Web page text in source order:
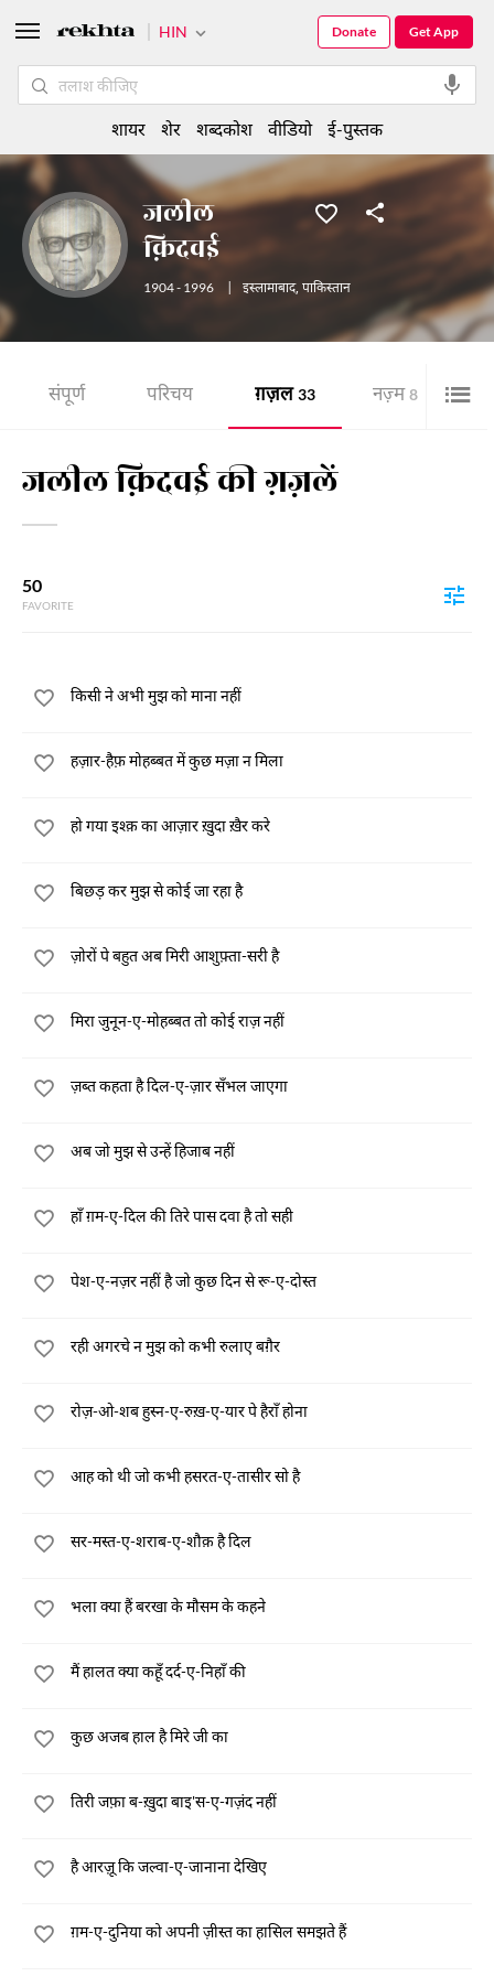
जलील
क़िदवई
1904 - 1996 इस्लामाबाद, पाकिस्तान
संपूर्ण परिचय ग़ज़ल 33 नज़्म 8
जलील क़िदवई की ग़ज़लें
50
FAVORITE
किसी ने अभी मुझ को माना नहीं
हज़ार-हैफ़ मोहब्बत में कुछ मज़ा न मिला
हो गया इश्क़ का आज़ार ख़ुदा ख़ैर करे
बिछड़ कर मुझ से कोई जा रहा है
ज़ोरों पे बहुत अब मिरी आशुफ़्ता-सरी है
मिरा जुनून-ए-मोहब्बत तो कोई राज़ नहीं
ज़ब्त कहता है दिल-ए-ज़ार सँभल जाएगा
अब जो मुझ से उन्हें हिजाब नहीं
हाँ ग़म-ए-दिल की तिरे पास दवा है तो सही
पेश-ए-नज़र नहीं है जो कुछ दिन से रू-ए-दोस्त
रही अगरचे न मुझ को कभी रुलाए बग़ैर
रोज़-ओ-शब हुस्न-ए-रुख़-ए-यार पे हैराँ होना
आह को थी जो कभी हसरत-ए-तासीर सो है
सर-मस्त-ए-शराब-ए-शौक़ है दिल
भला क्या हैं बरखा के मौसम के कहने
मैं हालत क्या कहूँ दर्द-ए-निहाँ की
कुछ अजब हाल है मिरे जी का
तिरी जफ़ा ब-ख़ुदा बाइ'स-ए-गज़ंद नहीं
है आरज़ू कि जल्वा-ए-जानाना देखिए
ग़म-ए-दुनिया को अपनी ज़ीस्त का हासिल समझते हैं
HIN Get App
Donate
शायर शेर शब्दकोश वीडियो ई-पुस्तक